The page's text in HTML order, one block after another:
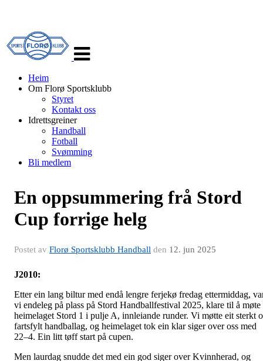
navigasjon
Heim
Om Florø Sportsklubb
Styret
Kontakt oss
Idrettsgreiner
Handball
Fotball
Svømming
Bli medlem
En oppsummering frå Stord
Cup forrige helg
Postet av Florø Sportsklubb Handball den 12. jun 2025
J2010:
Etter ein lang biltur med endå lengre ferjekø fredag ettermiddag,
vi endeleg på plass på Stord Handballfestival 2025, klare til å møte
heimelaget Stord 1 i pulje A, innleiande runder. Vi møtte eit sterkt
fartsfylt handballag, og heimelaget tok ein klar siger over oss med
22–4. Ein litt tøff start på cupen.
Men laurdag snudde det med ein god siger over Kvinnherad, og